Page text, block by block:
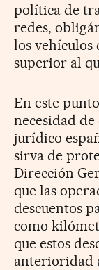
política de
redes,
los vehículos
superior al
En este
necesidad
jurídico
sirva de
Dirección
que las
descuentos
como
que estos
anterioridad